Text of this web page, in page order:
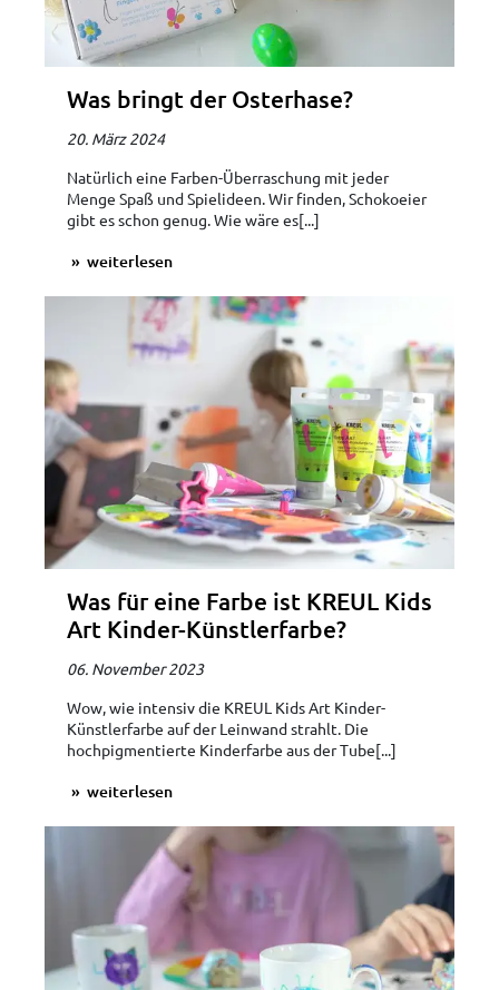
Was bringt der Osterhase?
20. März 2024
Natürlich eine Farben-Überraschung mit jeder
Menge Spaß und Spielideen. Wir finden, Schokoeier
gibt es schon genug. Wie wäre es[...]
weiterlesen
Was für eine Farbe ist KREUL Kids
Art Kinder-Künstlerfarbe?
06. November 2023
Wow, wie intensiv die KREUL Kids Art Kinder-
Künstlerfarbe auf der Leinwand strahlt. Die
hochpigmentierte Kinderfarbe aus der Tube[...]
weiterlesen